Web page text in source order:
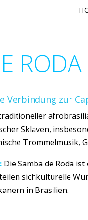
RODA
Verbindung zur
Sklaven,
Trommelmusik,
Die Samba de Roda
sichkulturelle
in Brasilien.